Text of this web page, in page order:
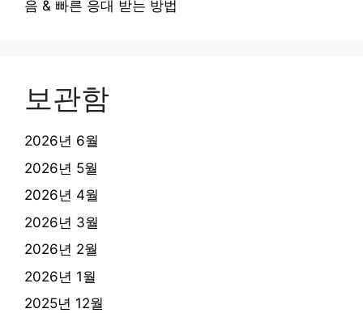
음 & 빠른 응대 받는 방법
보관함
2026년 6월
2026년 5월
2026년 4월
2026년 3월
2026년 2월
2026년 1월
2025년 12월